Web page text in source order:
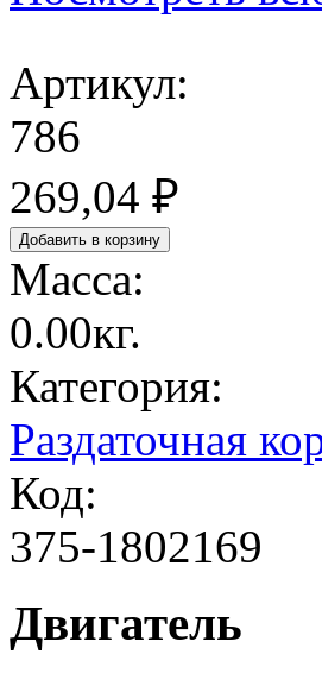
Артикул:
786
269,04 ₽
Масса:
0.00кг.
Категория:
Раздаточная
Код:
375-1802169
Двигатель